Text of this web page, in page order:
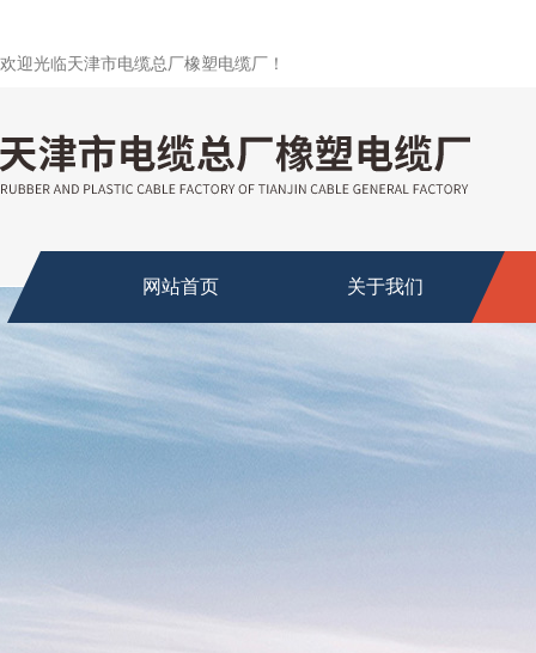
欢迎光临天津市电缆总厂橡塑电缆厂！
网站首页 关于我们